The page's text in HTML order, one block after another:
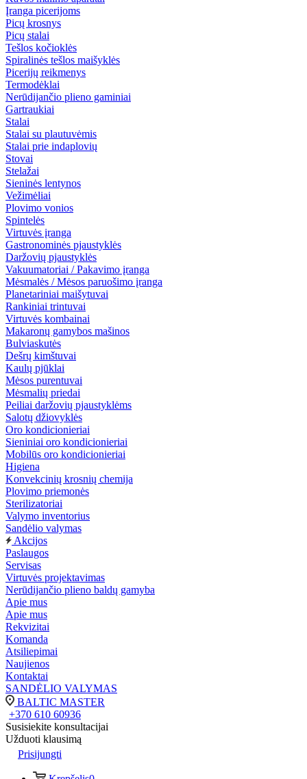
Įranga picerijoms
Picų krosnys
Picų stalai
Tešlos kočioklės
Spiralinės tešlos maišyklės
Picerijų reikmenys
Termodėklai
Nerūdijančio plieno gaminiai
Gartraukiai
Stalai
Stalai su plautuvėmis
Stalai prie indaplovių
Stovai
Stelažai
Sieninės lentynos
Vežimėliai
Plovimo vonios
Spintelės
Virtuvės įranga
Gastronominės pjaustyklės
Daržovių pjaustyklės
Vakuumatoriai / Pakavimo įranga
Mėsmalės / Mėsos paruošimo įranga
Planetariniai maišytuvai
Rankiniai trintuvai
Virtuvės kombainai
Makaronų gamybos mašinos
Bulviaskutės
Dešrų kimštuvai
Kaulų pjūklai
Mėsos purentuvai
Mėsmalių priedai
Peiliai daržovių pjaustyklėms
Salotų džiovyklės
Oro kondicionieriai
Sieniniai oro kondicionieriai
Mobilūs oro kondicionieriai
Higiena
Konvekcinių krosnių chemija
Plovimo priemonės
Sterilizatoriai
Valymo inventorius
Sandėlio valymas
Akcijos
Paslaugos
Servisas
Virtuvės projektavimas
Nerūdijančio plieno baldų gamyba
Apie mus
Apie mus
Rekvizitai
Komanda
Atsiliepimai
Naujienos
Kontaktai
SANDĖLIO VALYMAS
BALTIC MASTER
+370 610 60936
Susisiekite konsultacijai
Užduoti klausimą
Prisijungti